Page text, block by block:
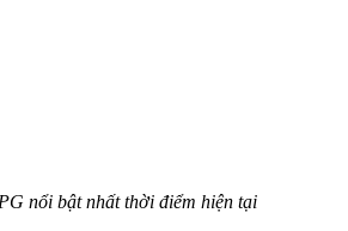
nổi bật nhất thời điểm hiện tại